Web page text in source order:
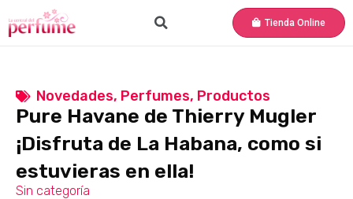
Tienda Online
Novedades, Perfumes, Productos
Pure Havane de Thierry Mugler
¡Disfruta de La Habana, como si
estuvieras en ella!
Sin categoría